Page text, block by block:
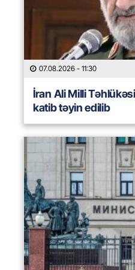
07.08.2026 - 11:30
İran Ali Milli
katib təyin edilib